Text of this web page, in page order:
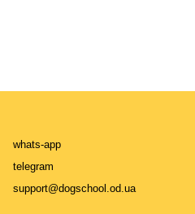
whats-app
telegram
support@dogschool.od.ua